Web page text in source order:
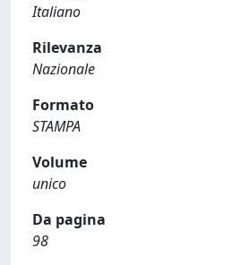
Italiano
Rilevanza
Nazionale
Formato
STAMPA
Volume
unico
Da pagina
98